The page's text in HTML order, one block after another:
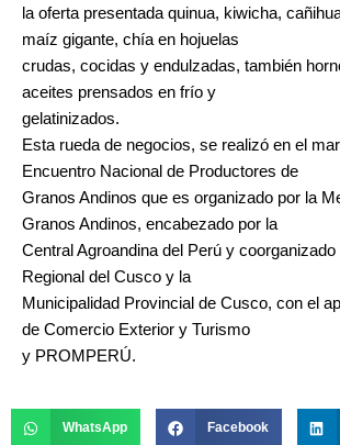
la oferta presentada quinua, kiwicha,
maíz gigante, chía en hojuelas
crudas, cocidas y endulzadas, también
aceites prensados en frío y
gelatinizados.
Esta rueda de negocios, se realizó en el
Encuentro Nacional de Productores de
Granos Andinos que es organizado por la
Granos Andinos, encabezado por la
Central Agroandina del Perú y
Regional del Cusco y la
Municipalidad Provincial de Cusco, con el
de Comercio Exterior y Turismo
y PROMPERÚ.
WhatsApp Facebook